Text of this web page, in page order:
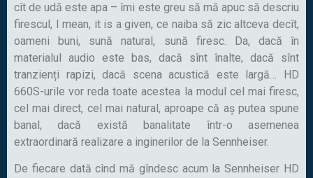
cît de udă este apa – îmi este greu să mă apuc să descriu
firescul, I mean, it is a given, ce naiba să zic altceva decît,
oameni buni, sună natural, sună firesc. Da, dacă în
materialul audio este bas, dacă sînt înalte, dacă sînt
tranzienți rapizi, dacă scena acustică este largă… HD
660S-urile vor reda toate acestea la modul cel mai firesc,
cel mai direct, cel mai natural, aproape că aș putea spune
banal, dacă există banalitate într-o asemenea
extraordinară realizare a inginerilor de la Sennheiser.
De fiecare dată cînd mă gîndesc acum la Sennheiser HD